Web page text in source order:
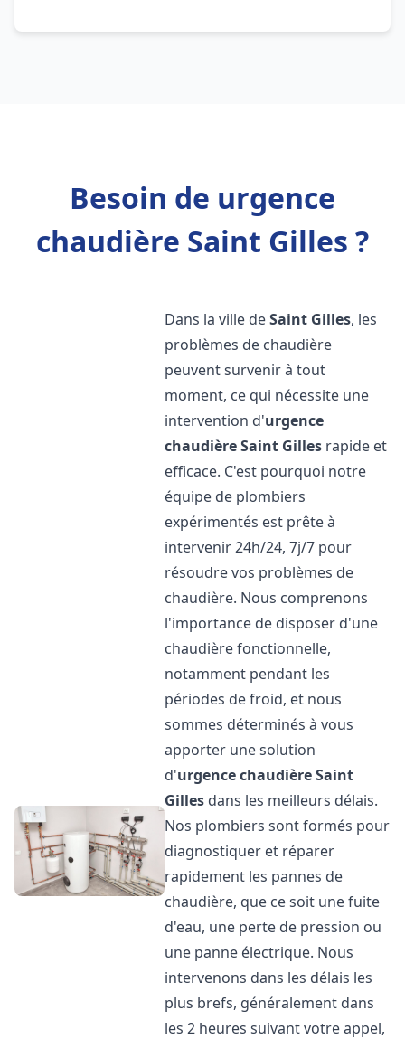
Besoin de urgence
chaudière Saint Gilles ?
Dans la ville deSaint Gilles, les
problèmes de chaudière
peuvent survenir à tout
moment, ce qui nécessite une
intervention d'urgence
chaudièreSaint Gilles rapide et
efficace. C'est pourquoi notre
équipe de plombiers
expérimentés est prête à
intervenir 24h/24, 7j/7 pour
résoudre vos problèmes de
chaudière. Nous comprenons
l'importance de disposer d'une
chaudière fonctionnelle,
notamment pendant les
périodes de froid, et nous
sommes déterminés à vous
apporter une solution
d'urgence chaudièreSaint
Gilles dans les meilleurs délais.
Nos plombiers sont formés pour
diagnostiquer et réparer
rapidement les pannes de
chaudière, que ce soit une fuite
d'eau, une perte de pression ou
une panne électrique. Nous
intervenons dans les délais les
plus brefs, généralement dans
les 2 heures suivant votre appel,